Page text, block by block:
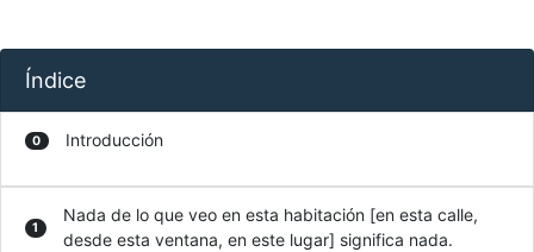
Índice
0 Introducción
1
Nada de lo que veo en esta habitación [en esta calle,
desde esta ventana, en este lugar] significa nada.